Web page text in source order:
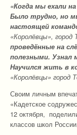
«Когда мы ехали
Было трудно, но
настоящей
«Королёвцы»,
проведённые на
полезными. Узнал
Научился жить в
«Королёвцы» город
Своим личным
«Кадетское
12 октября,
классов школ